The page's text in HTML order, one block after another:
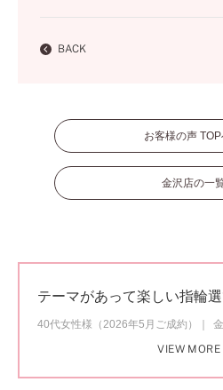
BACK
お客様の声
金沢店の一
テーマがあって楽しい指輪選
40代女性様（2026年5月ご成約）
VIEW MORE